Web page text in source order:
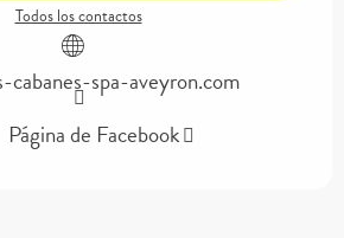
Todos los contactos
cabanes-spa-aveyron.com
Página de Facebook